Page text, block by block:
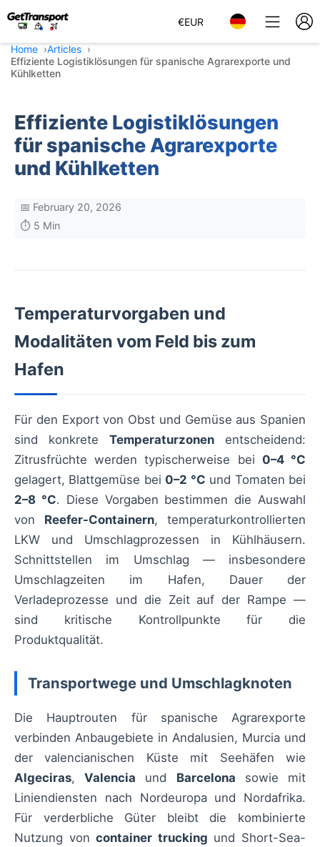
€EUR
Home
Articles
Effiziente Logistiklösungen für spanische Agrarexporte und
Kühlketten
Effiziente Logistiklösungen
für spanische Agrarexporte
und Kühlketten
📅 February 20, 2026
⏱️ 5 Min
Temperaturvorgaben und
Modalitäten vom Feld bis zum
Hafen
Für den Export von Obst und Gemüse aus Spanien
sind konkrete Temperaturzonen entscheidend:
Zitrusfrüchte werden typischerweise bei 0–4 °C
gelagert, Blattgemüse bei 0–2 °C und Tomaten bei
2–8 °C. Diese Vorgaben bestimmen die Auswahl
von Reefer-Containern, temperaturkontrollierten
LKW und Umschlagprozessen in Kühlhäusern.
Schnittstellen im Umschlag — insbesondere
Umschlagzeiten im Hafen, Dauer der
Verladeprozesse und die Zeit auf der Rampe —
sind kritische Kontrollpunkte für die
Produktqualität.
Transportwege und Umschlagknoten
Die Hauptrouten für spanische Agrarexporte
verbinden Anbaugebiete in Andalusien, Murcia und
der valencianischen Küste mit Seehäfen wie
Algeciras,Valencia und Barcelona sowie mit
Liniendiensten nach Nordeuropa und Nordafrika.
Für verderbliche Güter bleibt die kombinierte
Nutzung voncontainer trucking und Short-Sea-